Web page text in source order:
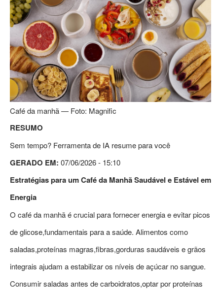
Café da manhã — Foto: Magnific
RESUMO
Sem tempo? Ferramenta de IA resume para você
GERADO EM: 07/06/2026 - 15:10
Estratégias para um Café da Manhã Saudável e Estável em
Energia
O café da manhã é crucial para fornecer energia e evitar picos
de glicose,fundamentais para a saúde. Alimentos como
saladas,proteínas magras,fibras,gorduras saudáveis e grãos
integrais ajudam a estabilizar os níveis de açúcar no sangue.
Consumir saladas antes de carboidratos,optar por proteínas